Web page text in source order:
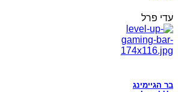
עדי פרל
בר הגיימינג